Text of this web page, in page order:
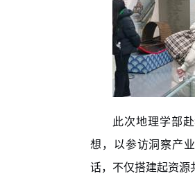
此次地理学部
想，以参访洞察产
话，不仅搭建起资源